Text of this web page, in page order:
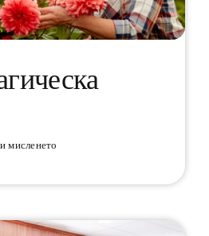
градина
мисленето